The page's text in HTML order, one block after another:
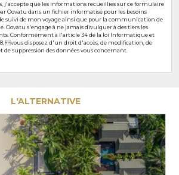
j'accepte que les informations recueillies sur ce formulaire
Oovatu dans un fichier informatisé pour les besoins
suivi de mon voyage ainsi que pour la communication de
Oovatu s'engage à ne jamais divulguer à des tiers les
Conformément à l'article 34 de la loi Informatique et
vous disposez d'un droit d'accès, de modification, de
de suppression des données vous concernant.
L'ALTERNATIVE